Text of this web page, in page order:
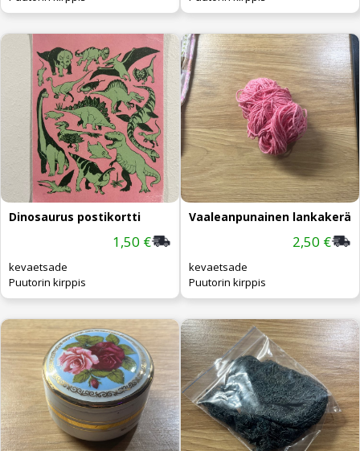
Dinosaurus postikortti
1,50 €
kevaetsade
Puutorin kirppis
Vaaleanpunainen lankakerä
2,50 €
kevaetsade
Puutorin kirppis